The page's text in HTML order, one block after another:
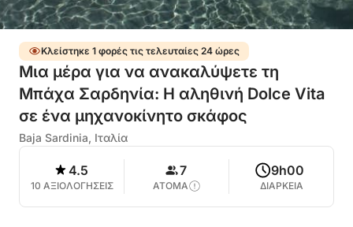
Κλείστηκε 1 φορές τις τελευταίες 24 ώρες
Μια μέρα για να ανακαλύψετε τη
Μπάχα Σαρδηνία: Η αληθινή Dolce Vita
σε ένα μηχανοκίνητο σκάφος
Baja Sardinia, Ιταλία
4.5
10 ΑΞΙΟΛΟΓΗΣΕΙΣ
7
ΑΤΟΜΑ
9h00
ΔΙΑΡΚΕΙΑ